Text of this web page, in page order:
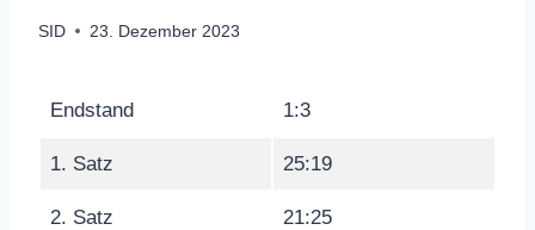
SID 23. Dezember 2023
Endstand 1:3
1. Satz 25:19
2. Satz 21:25